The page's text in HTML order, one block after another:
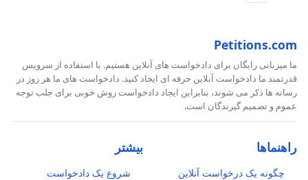
Petitions.com
ما میزبانی رایگان برای دادخواست های آنلاین هستیم. با استفاده از سرویس
قدرتمند ما دادخواست آنلاین حرفه ای ایجاد کنید. دادخواست های ما هر روز در
رسانه ها ذکر می شوند، بنابراین ایجاد دادخواست روش خوبی برای جلب توجه
عموم و تصمیم گیرندگان است.
راهنماها
چگونه یک درخواست آنلاین
بیشتر
شروع یک دادخواست